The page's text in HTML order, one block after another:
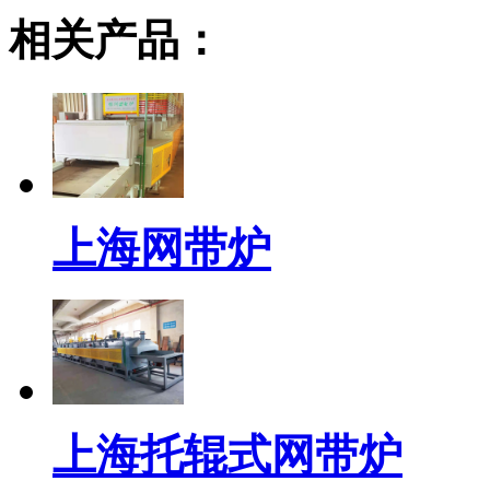
相关产品：
上海网带炉
上海托辊式网带炉